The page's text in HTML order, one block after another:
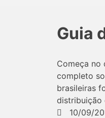
Guia
Começa no
completo
brasileiras
distribuição
10/09/